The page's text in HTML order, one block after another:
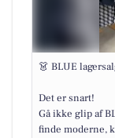
👗 BLUE
Det er snart!
Gå ikke glip af
finde moderne,